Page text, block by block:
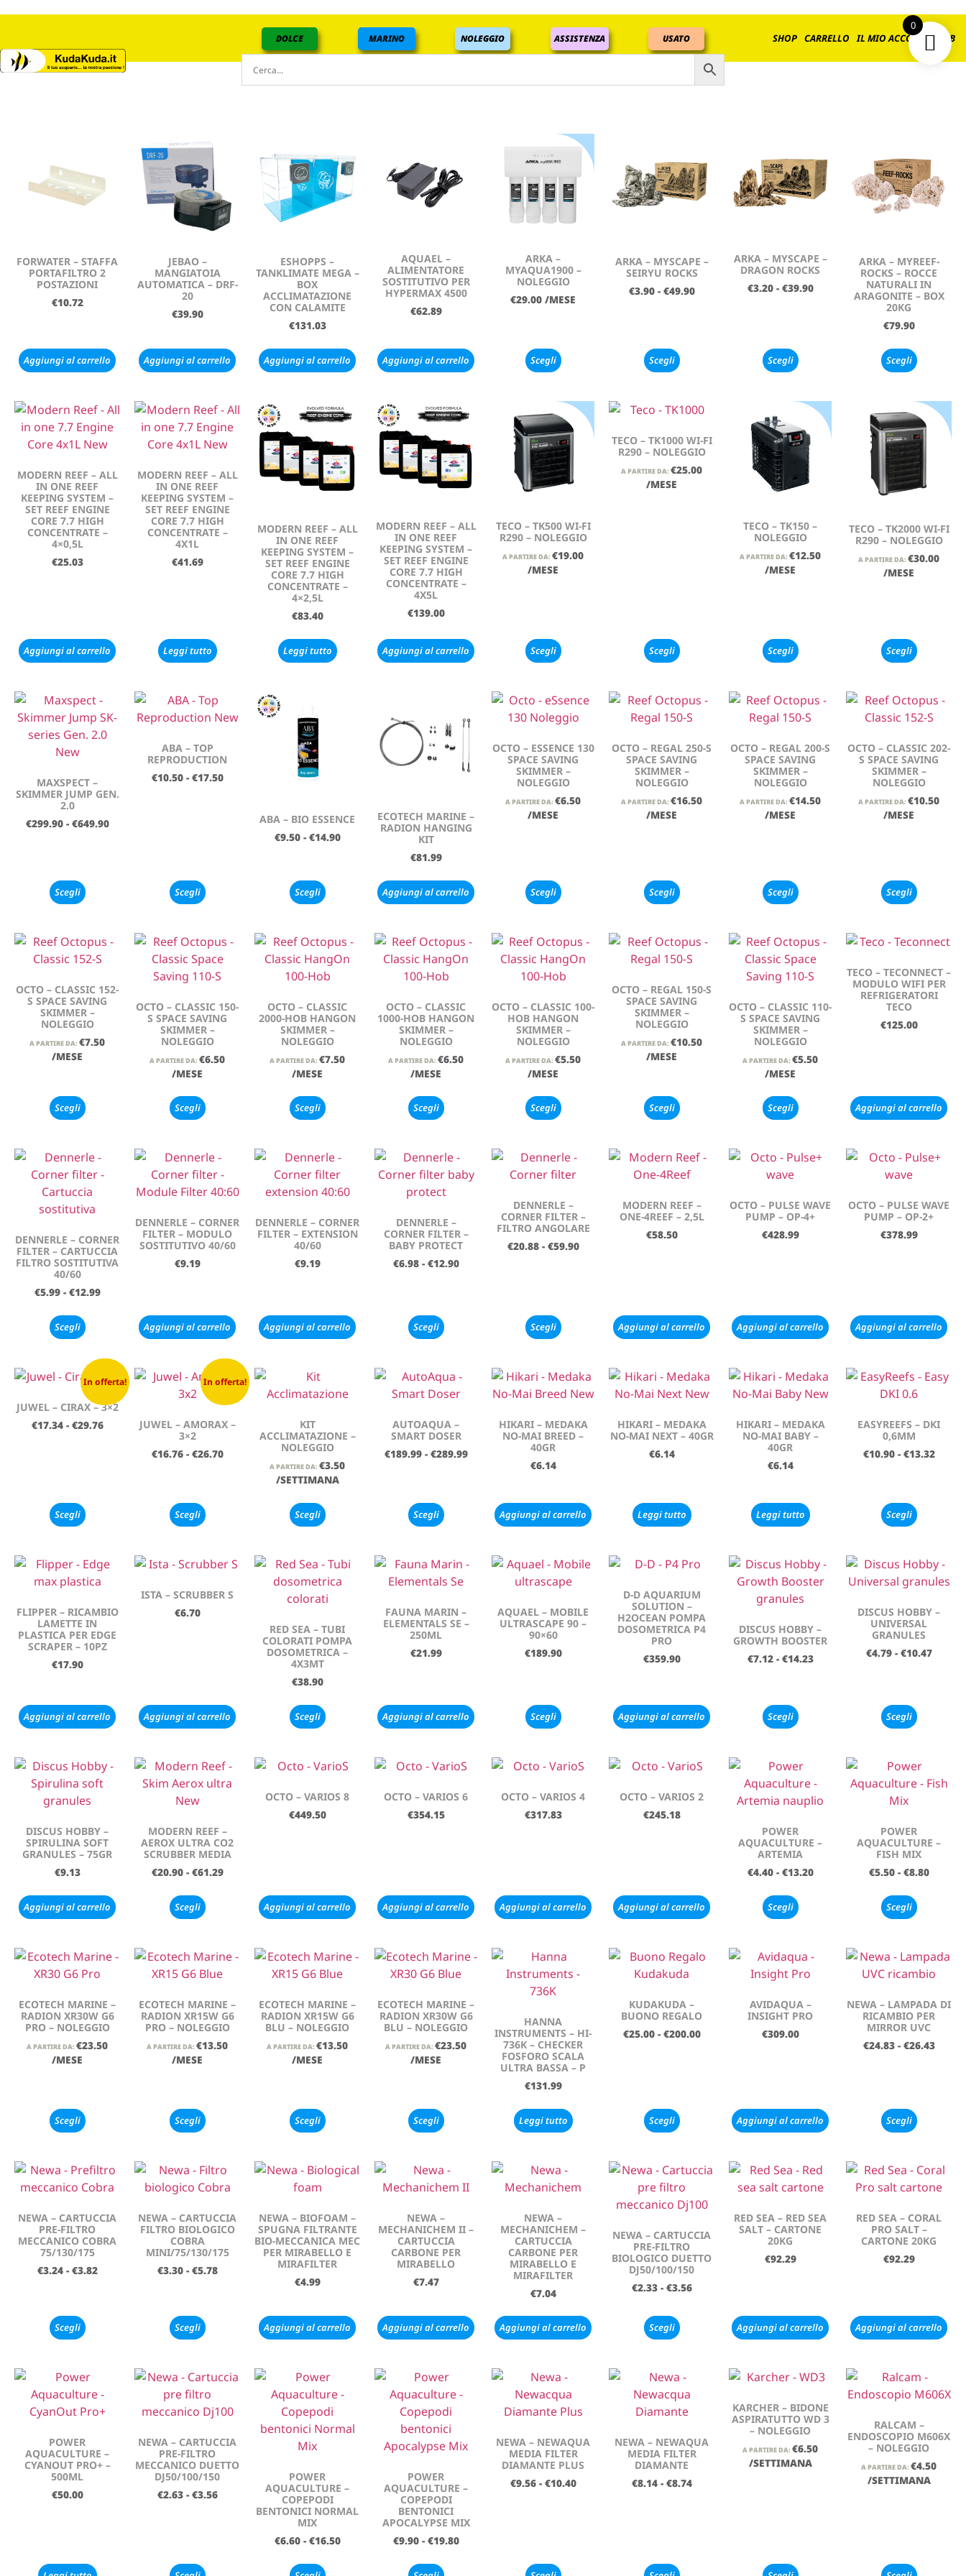
DOLCE MARINO NOLEGGIO ASSISTENZA USATO SHOP CARRELLO IL MIO ACCOUNT B2B
FORWATER – STAFFA
PORTAFILTRO 2
POSTAZIONI
€10.72
Aggiungi al carrello
JEBAO –
MANGIATOIA
AUTOMATICA – DRF-
20
€39.90
Aggiungi al carrello
ESHOPPS –
TANKLIMATE MEGA –
BOX
ACCLIMATAZIONE
CON CALAMITE
€131.03
Aggiungi al carrello
AQUAEL –
ALIMENTATORE
SOSTITUTIVO PER
HYPERMAX 4500
€62.89
Aggiungi al carrello
ARKA –
MYAQUA1900 –
NOLEGGIO
€29.00 /MESE
Scegli
ARKA – MYSCAPE –
SEIRYU ROCKS
€3.90 - €49.90
Scegli
ARKA – MYSCAPE –
DRAGON ROCKS
€3.20 - €39.90
Scegli
ARKA – MYREEF-
ROCKS – ROCCE
NATURALI IN
ARAGONITE – BOX
20KG
€79.90
Scegli
MODERN REEF – ALL
IN ONE REEF
KEEPING SYSTEM –
SET REEF ENGINE
CORE 7.7 HIGH
CONCENTRATE –
4×0,5L
€25.03
Aggiungi al carrello
MODERN REEF – ALL
IN ONE REEF
KEEPING SYSTEM –
SET REEF ENGINE
CORE 7.7 HIGH
CONCENTRATE –
4X1L
€41.69
Leggi tutto
MODERN REEF – ALL
IN ONE REEF
KEEPING SYSTEM –
SET REEF ENGINE
CORE 7.7 HIGH
CONCENTRATE –
4×2,5L
€83.40
Leggi tutto
MODERN REEF – ALL
IN ONE REEF
KEEPING SYSTEM –
SET REEF ENGINE
CORE 7.7 HIGH
CONCENTRATE –
4X5L
€139.00
Aggiungi al carrello
TECO – TK500 WI-FI
R290 – NOLEGGIO
A PARTIRE DA: €19.00
/MESE
Scegli
TECO – TK1000 WI-FI
R290 – NOLEGGIO
A PARTIRE DA: €25.00
/MESE
Scegli
TECO – TK150 –
NOLEGGIO
A PARTIRE DA: €12.50
/MESE
Scegli
TECO – TK2000 WI-FI
R290 – NOLEGGIO
A PARTIRE DA: €30.00
/MESE
Scegli
MAXSPECT –
SKIMMER JUMP GEN.
2.0
€299.90 - €649.90
Scegli
ABA – TOP
REPRODUCTION
€10.50 - €17.50
Scegli
ABA – BIO ESSENCE
€9.50 - €14.90
Scegli
ECOTECH MARINE –
RADION HANGING
KIT
€81.99
Aggiungi al carrello
OCTO – ESSENCE 130
SPACE SAVING
SKIMMER –
NOLEGGIO
A PARTIRE DA: €6.50
/MESE
Scegli
OCTO – REGAL 250-S
SPACE SAVING
SKIMMER –
NOLEGGIO
A PARTIRE DA: €16.50
/MESE
Scegli
OCTO – REGAL 200-S
SPACE SAVING
SKIMMER –
NOLEGGIO
A PARTIRE DA: €14.50
/MESE
Scegli
OCTO – CLASSIC 202-
S SPACE SAVING
SKIMMER –
NOLEGGIO
A PARTIRE DA: €10.50
/MESE
Scegli
OCTO – CLASSIC 152-
S SPACE SAVING
SKIMMER –
NOLEGGIO
A PARTIRE DA: €7.50
/MESE
Scegli
OCTO – CLASSIC 150-
S SPACE SAVING
SKIMMER –
NOLEGGIO
A PARTIRE DA: €6.50
/MESE
Scegli
OCTO – CLASSIC
2000-HOB HANGON
SKIMMER –
NOLEGGIO
A PARTIRE DA: €7.50
/MESE
Scegli
OCTO – CLASSIC
1000-HOB HANGON
SKIMMER –
NOLEGGIO
A PARTIRE DA: €6.50
/MESE
Scegli
OCTO – CLASSIC 100-
HOB HANGON
SKIMMER –
NOLEGGIO
A PARTIRE DA: €5.50
/MESE
Scegli
OCTO – REGAL 150-S
SPACE SAVING
SKIMMER –
NOLEGGIO
A PARTIRE DA: €10.50
/MESE
Scegli
OCTO – CLASSIC 110-
S SPACE SAVING
SKIMMER –
NOLEGGIO
A PARTIRE DA: €5.50
/MESE
Scegli
TECO – TECONNECT –
MODULO WIFI PER
REFRIGERATORI
TECO
€125.00
Aggiungi al carrello
DENNERLE – CORNER
FILTER – CARTUCCIA
FILTRO SOSTITUTIVA
40/60
€5.99 - €12.99
Scegli
DENNERLE – CORNER
FILTER – MODULO
SOSTITUTIVO 40/60
€9.19
Aggiungi al carrello
DENNERLE – CORNER
FILTER – EXTENSION
40/60
€9.19
Aggiungi al carrello
DENNERLE –
CORNER FILTER –
BABY PROTECT
€6.98 - €12.90
Scegli
DENNERLE –
CORNER FILTER –
FILTRO ANGOLARE
€20.88 - €59.90
Scegli
MODERN REEF –
ONE-4REEF – 2,5L
€58.50
Aggiungi al carrello
OCTO – PULSE WAVE
PUMP – OP-4+
€428.99
Aggiungi al carrello
OCTO – PULSE WAVE
PUMP – OP-2+
€378.99
Aggiungi al carrello
In offerta!
JUWEL – CIRAX – 3×2
€17.34 - €29.76
Scegli
In offerta!
JUWEL – AMORAX –
3×2
€16.76 - €26.70
Scegli
KIT
ACCLIMATAZIONE –
NOLEGGIO
A PARTIRE DA: €3.50
/SETTIMANA
Scegli
AUTOAQUA –
SMART DOSER
€189.99 - €289.99
Scegli
HIKARI – MEDAKA
NO-MAI BREED –
40GR
€6.14
Aggiungi al carrello
HIKARI – MEDAKA
NO-MAI NEXT – 40GR
€6.14
Leggi tutto
HIKARI – MEDAKA
NO-MAI BABY –
40GR
€6.14
Leggi tutto
EASYREEFS – DKI
0,6MM
€10.90 - €13.32
Scegli
FLIPPER – RICAMBIO
LAMETTE IN
PLASTICA PER EDGE
SCRAPER – 10PZ
€17.90
Aggiungi al carrello
ISTA – SCRUBBER S
€6.70
Aggiungi al carrello
RED SEA – TUBI
COLORATI POMPA
DOSOMETRICA –
4X3MT
€38.90
Scegli
FAUNA MARIN –
ELEMENTALS SE –
250ML
€21.99
Aggiungi al carrello
AQUAEL – MOBILE
ULTRASCAPE 90 –
90×60
€189.90
Scegli
D-D AQUARIUM
SOLUTION –
H2OCEAN POMPA
DOSOMETRICA P4
PRO
€359.90
Aggiungi al carrello
DISCUS HOBBY –
GROWTH BOOSTER
€7.12 - €14.23
Scegli
DISCUS HOBBY –
UNIVERSAL
GRANULES
€4.79 - €10.47
Scegli
DISCUS HOBBY –
SPIRULINA SOFT
GRANULES – 75GR
€9.13
Aggiungi al carrello
MODERN REEF –
AEROX ULTRA CO2
SCRUBBER MEDIA
€20.90 - €61.29
Scegli
OCTO – VARIOS 8
€449.50
Aggiungi al carrello
OCTO – VARIOS 6
€354.15
Aggiungi al carrello
OCTO – VARIOS 4
€317.83
Aggiungi al carrello
OCTO – VARIOS 2
€245.18
Aggiungi al carrello
POWER
AQUACULTURE –
ARTEMIA
€4.40 - €13.20
Scegli
POWER
AQUACULTURE –
FISH MIX
€5.50 - €8.80
Scegli
ECOTECH MARINE –
RADION XR30W G6
PRO – NOLEGGIO
A PARTIRE DA: €23.50
/MESE
Scegli
ECOTECH MARINE –
RADION XR15W G6
PRO – NOLEGGIO
A PARTIRE DA: €13.50
/MESE
Scegli
ECOTECH MARINE –
RADION XR15W G6
BLU – NOLEGGIO
A PARTIRE DA: €13.50
/MESE
Scegli
ECOTECH MARINE –
RADION XR30W G6
BLU – NOLEGGIO
A PARTIRE DA: €23.50
/MESE
Scegli
HANNA
INSTRUMENTS – HI-
736K – CHECKER
FOSFORO SCALA
ULTRA BASSA – P
€131.99
Leggi tutto
KUDAKUDA –
BUONO REGALO
€25.00 - €200.00
Scegli
AVIDAQUA –
INSIGHT PRO
€309.00
Aggiungi al carrello
NEWA – LAMPADA DI
RICAMBIO PER
MIRROR UVC
€24.83 - €26.43
Scegli
NEWA – CARTUCCIA
PRE-FILTRO
MECCANICO COBRA
75/130/175
€3.24 - €3.82
Scegli
NEWA – CARTUCCIA
FILTRO BIOLOGICO
COBRA
MINI/75/130/175
€3.30 - €5.78
Scegli
NEWA – BIOFOAM –
SPUGNA FILTRANTE
BIO-MECCANICA MEC
PER MIRABELLO E
MIRAFILTER
€4.99
Aggiungi al carrello
NEWA –
MECHANICHEM II –
CARTUCCIA
CARBONE PER
MIRABELLO
€7.47
Aggiungi al carrello
NEWA –
MECHANICHEM –
CARTUCCIA
CARBONE PER
MIRABELLO E
MIRAFILTER
€7.04
Aggiungi al carrello
NEWA – CARTUCCIA
PRE-FILTRO
BIOLOGICO DUETTO
DJ50/100/150
€2.33 - €3.56
Scegli
RED SEA – RED SEA
SALT – CARTONE
20KG
€92.29
Aggiungi al carrello
RED SEA – CORAL
PRO SALT –
CARTONE 20KG
€92.29
Aggiungi al carrello
POWER
AQUACULTURE –
CYANOUT PRO+ –
500ML
€50.00
NEWA – CARTUCCIA
PRE-FILTRO
MECCANICO DUETTO
DJ50/100/150
€2.63 - €3.56
POWER
AQUACULTURE –
COPEPODI
BENTONICI NORMAL
MIX
€6.60 - €16.50
POWER
AQUACULTURE –
COPEPODI
BENTONICI
APOCALYPSE MIX
€9.90 - €19.80
NEWA – NEWAQUA
MEDIA FILTER
DIAMANTE PLUS
€9.56 - €10.40
NEWA – NEWAQUA
MEDIA FILTER
DIAMANTE
€8.14 - €8.74
KARCHER – BIDONE
ASPIRATUTTO WD 3
– NOLEGGIO
A PARTIRE DA: €6.50
/SETTIMANA
RALCAM –
ENDOSCOPIO M606X
– NOLEGGIO
A PARTIRE DA: €4.50
/SETTIMANA
0